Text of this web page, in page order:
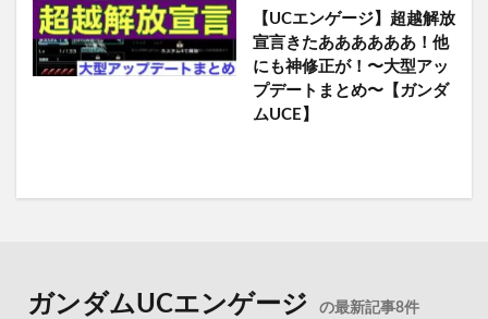
【UCエンゲージ】超越解放
宣言きたああああああ！他
にも神修正が！〜大型アッ
プデートまとめ〜【ガンダ
ムUCE】
ガンダムUCエンゲージ の最新記事8件